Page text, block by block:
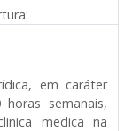
em caráter
semanais,
medica na